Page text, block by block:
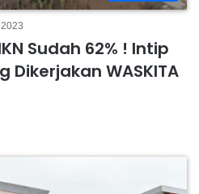
Sudah 62% ! Intip
Dikerjakan WASKITA